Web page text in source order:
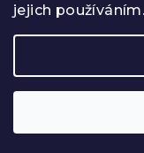
jejich